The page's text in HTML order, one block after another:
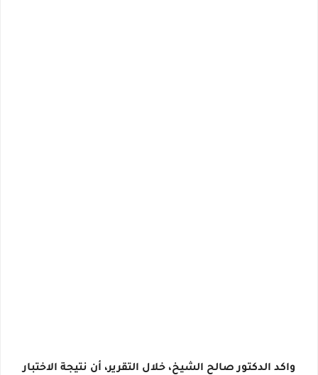
واكد الدكتور صالح الشيخ، خلال التقرير، أن نتيجة الاختبار